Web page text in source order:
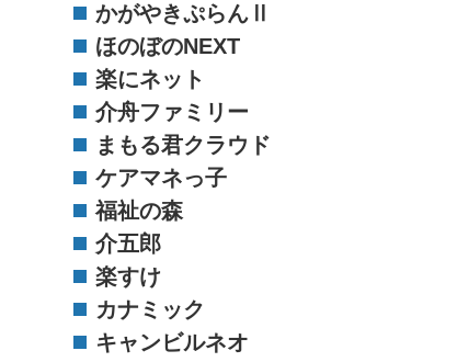
かがやきぷらんⅡ
ほのぼのNEXT
楽にネット
介舟ファミリー
まもる君クラウド
ケアマネっ子
福祉の森
介五郎
楽すけ
カナミック
キャンビルネオ